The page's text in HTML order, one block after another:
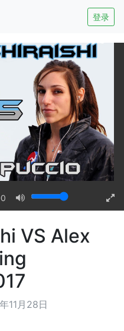
登录
VS Alex
11月28日